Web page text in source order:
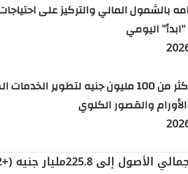
بالشمول المالي والتركيز على
اليومي
بنك مصر يضخ أكثر من 100 مليون جنيه
والقصور الكلوي